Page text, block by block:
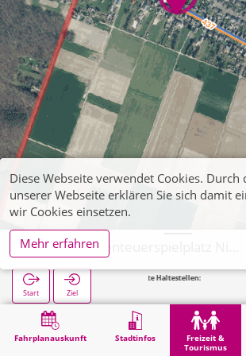
Fahrplanauskunft Stadtinfos
Freizeit &
Tourismus
Start Ziel
Nächste Haltestellen:
Freizeit & Tourismus Naherholung Gangelt,
Diese Webseite verwendet Cookies. Durch
unserer Webseite erklären Sie sich damit
wir Cookies einsetzen.
Mehr erfahren